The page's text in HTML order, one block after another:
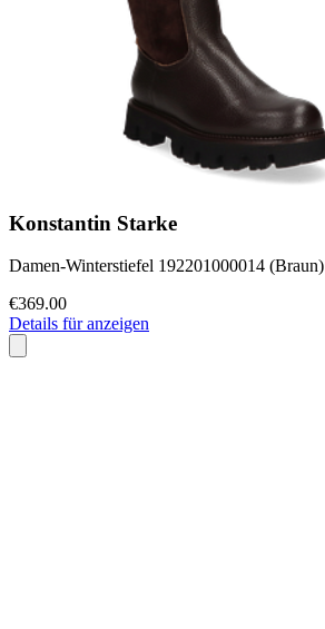
Konstantin Starke
Damen-Winterstiefel 192201000014 (Braun)
€369.00
Details für anzeigen